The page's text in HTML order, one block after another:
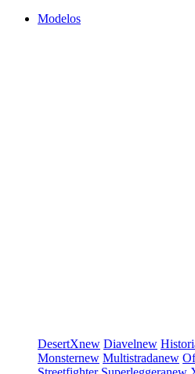
Modelos
DesertXnew Diavelnew
Monsternew Multistradanew